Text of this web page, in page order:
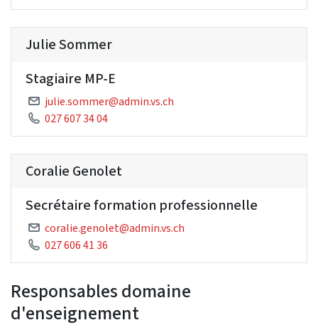
Julie Sommer
Stagiaire MP-E
julie.sommer@admin.vs.ch
027 607 34 04
Coralie Genolet
Secrétaire formation professionnelle
coralie.genolet@admin.vs.ch
027 606 41 36
Responsables domaine
d'enseignement